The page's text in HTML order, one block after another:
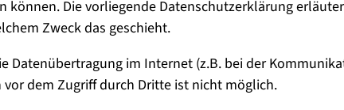
können. Die vorliegende Datenschutzerklärung
Zweck das geschieht.
Datenübertragung im Internet (z.B. bei der
dem Zugriff durch Dritte ist nicht möglich.